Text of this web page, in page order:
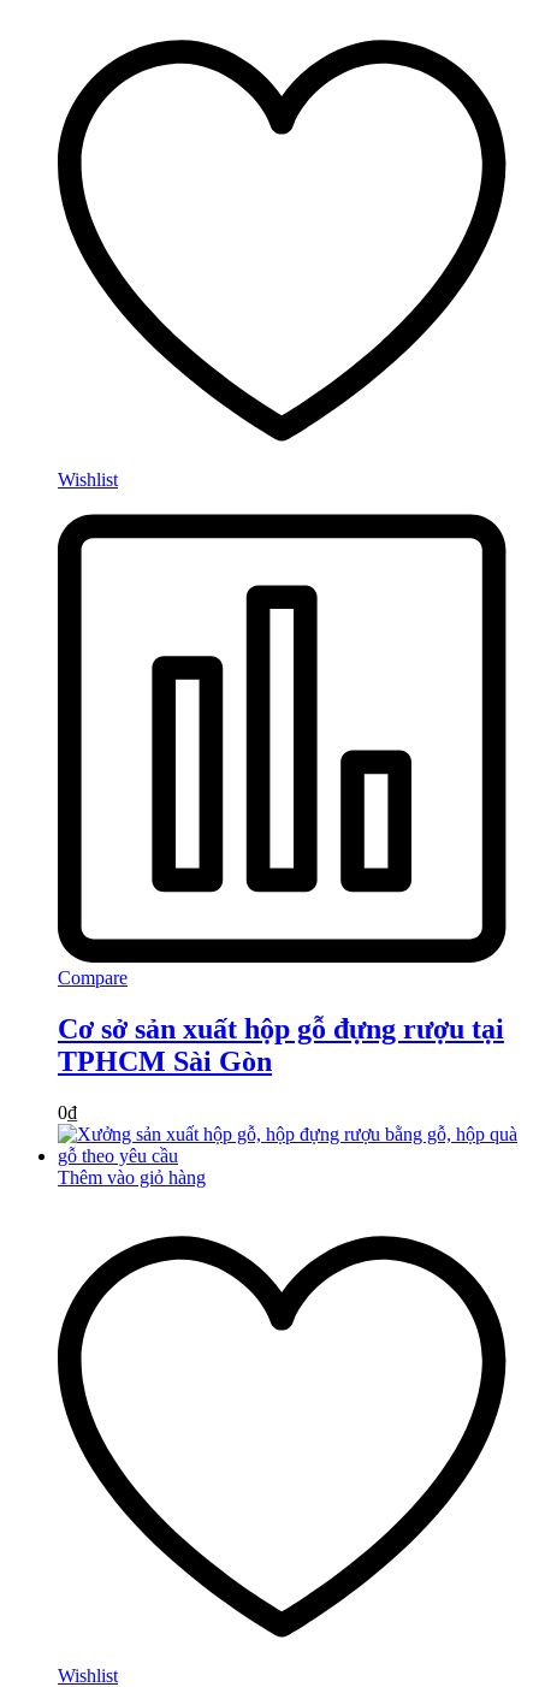
Wishlist
Compare
Cơ sở sản xuất hộp gỗ đựng rượu tại
TPHCM Sài Gòn
0₫
Thêm vào giỏ hàng
Wishlist